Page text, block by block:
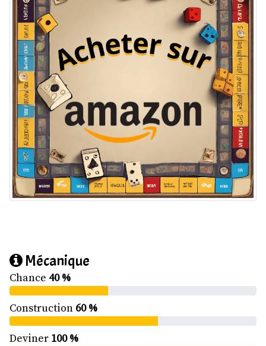
Mécanique
Chance 40 %
Construction 60 %
Deviner 100 %